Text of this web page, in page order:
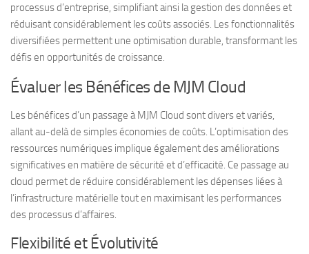
processus d’entreprise, simplifiant ainsi la gestion des données et
réduisant considérablement les coûts associés. Les fonctionnalités
diversifiées permettent une optimisation durable, transformant les
défis en opportunités de croissance.
Évaluer les Bénéfices de MJM Cloud
Les bénéfices d’un passage à MJM Cloud sont divers et variés,
allant au-delà de simples économies de coûts. L’optimisation des
ressources numériques implique également des améliorations
significatives en matière de sécurité et d’efficacité. Ce passage au
cloud permet de réduire considérablement les dépenses liées à
l’infrastructure matérielle tout en maximisant les performances
des processus d’affaires.
Flexibilité et Évolutivité